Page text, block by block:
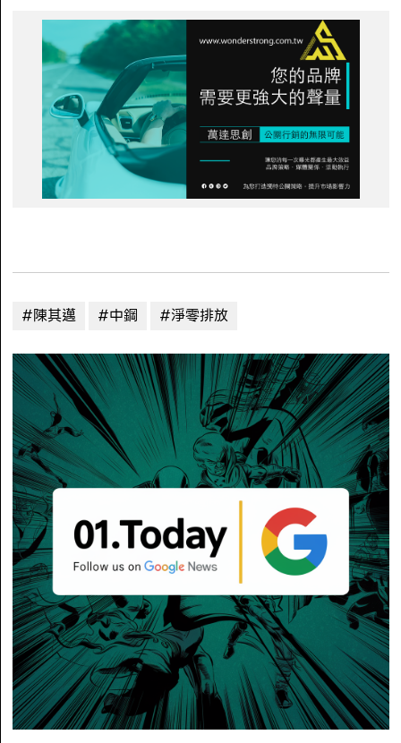
#陳其邁 #中鋼 #淨零排放